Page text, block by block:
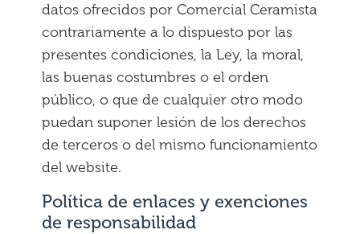
datos ofrecidos por Comercial Ceramista
contrariamente a lo dispuesto por las
presentes condiciones, la Ley, la moral,
las buenas costumbres o el orden
público, o que de cualquier otro modo
puedan suponer lesión de los derechos
de terceros o del mismo funcionamiento
del website.
Política de enlaces y exenciones
de responsabilidad